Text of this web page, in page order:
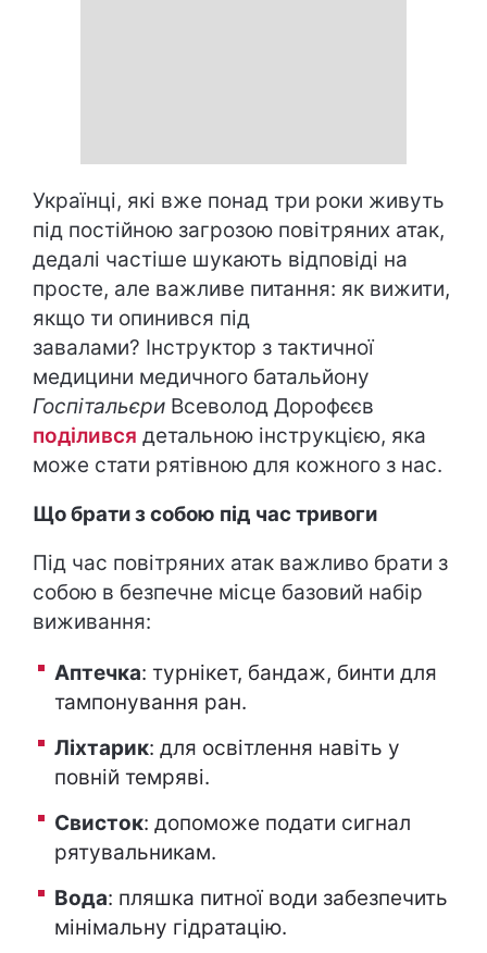
Українці, які вже понад три роки живуть
під постійною загрозою повітряних атак,
дедалі частіше шукають відповіді на
просте, але важливе питання: як вижити,
якщо ти опинився під
завалами? Інструктор з тактичної
медицини медичного батальйону
Госпітальєри Всеволод Дорофєєв
поділився детальною інструкцією, яка
може стати рятівною для кожного з нас.
Що брати з собою під час тривоги
Під час повітряних атак важливо брати з
собою в безпечне місце базовий набір
виживання:
Аптечка: турнікет, бандаж, бинти для
тампонування ран.
Ліхтарик: для освітлення навіть у
повній темряві.
Свисток: допоможе подати сигнал
рятувальникам.
Вода: пляшка питної води забезпечить
мінімальну гідратацію.